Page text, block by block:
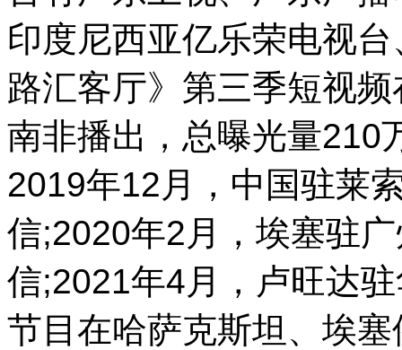
印度尼西亚亿乐荣电视
路汇客厅》第三季短视
南非播出，总曝光量210
2019年12月，中国驻莱
信;2020年2月，埃塞驻
信;2021年4月，卢旺达
节目在哈萨克斯坦、埃